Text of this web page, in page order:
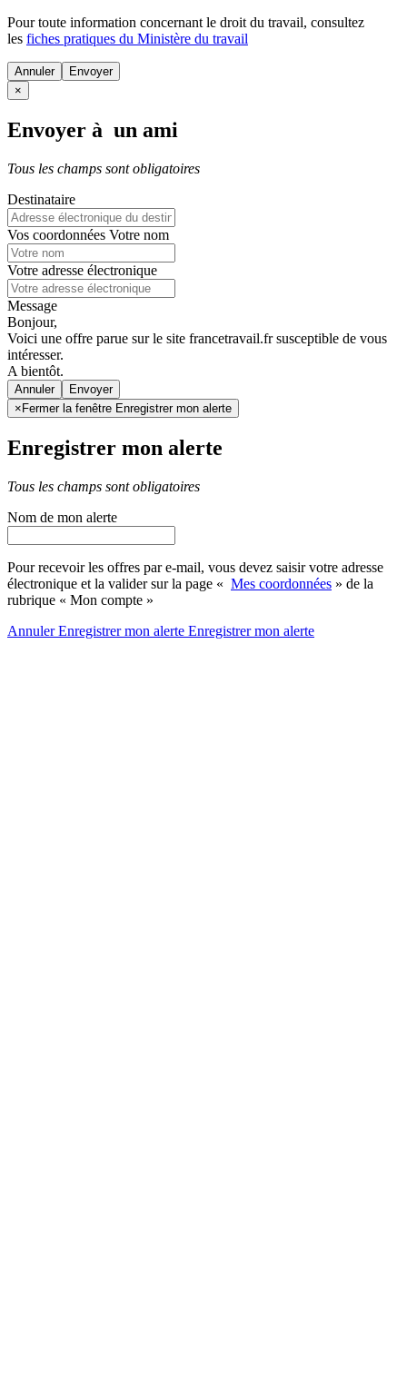
Pour toute information concernant le droit du travail, consultez
les fiches pratiques du Ministère du travail
Annuler
×
Envoyer à un ami
Tous les champs sont obligatoires
Destinataire
Vos coordonnées Votre nom
Votre adresse électronique
Message
Bonjour,
Voici une offre parue sur le site francetravail.fr susceptible de vous
intéresser.
A bientôt.
Annuler
× Fermer la fenêtre Enregistrer mon alerte
Enregistrer mon alerte
Tous les champs sont obligatoires
Nom de mon alerte
Pour recevoir les offres par e-mail, vous devez saisir votre adresse
électronique et la valider sur la page « Mes coordonnées » de la
rubrique « Mon compte »
AnnulerEnregistrer mon alerte Enregistrermon alerte